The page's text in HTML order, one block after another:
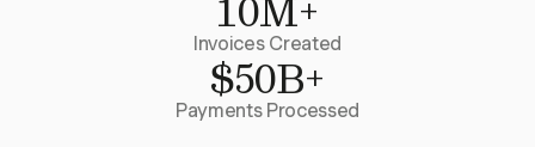
Invoices Created
$50B+
Payments Processed